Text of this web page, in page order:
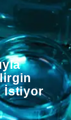
İstiyor